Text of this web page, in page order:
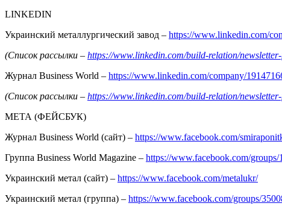
LINKEDIN
Украинский металлургический завод – https://www.linkedin.com/
(Список рассылки – https://www.linkedin.com/build-relation/
Журнал Business World – https://www.linkedin.com/company/
(Список рассылки – https://www.linkedin.com/build-relation/
МЕТА (ФЕЙСБУК)
Журнал Business World (сайт) – https://www.facebook.com/
Группа Business World Magazine – https://www.facebook.com/groups/
Украинский метал (сайт) – https://www.facebook.com/metalukr/
Украинский метал (группа) – https://www.facebook.com/groups/